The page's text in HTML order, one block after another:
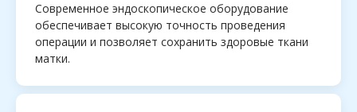
Современное эндоскопическое оборудование
обеспечивает высокую точность проведения
операции и позволяет сохранить здоровые ткани
матки.